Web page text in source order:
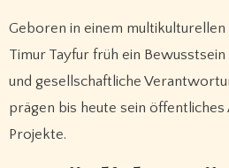
Geboren in einem
Timur Tayfur früh ein
und gesellschaftliche
prägen bis heute sein öffentliches
Projekte.